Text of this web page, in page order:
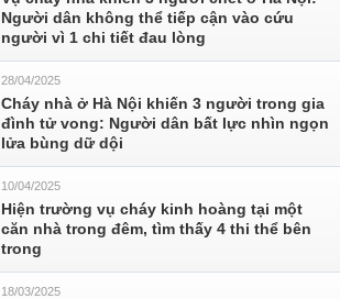
Người dân không thể tiếp cận vào cứu
người vì 1 chi tiết đau lòng
28/04/2025
Cháy nhà ở Hà Nội khiến 3 người trong gia
đình tử vong: Người dân bất lực nhìn ngọn
lửa bùng dữ dội
10/04/2025
Hiện trường vụ cháy kinh hoàng tại một
căn nhà trong đêm, tìm thấy 4 thi thể bên
trong
18/03/2025